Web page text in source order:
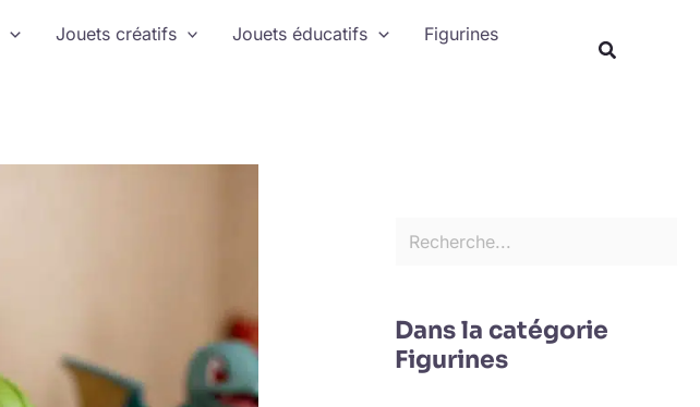
Jouets créatifs Jouets éducatifs
Figurines
Dans la catégorie
Figurines